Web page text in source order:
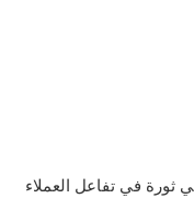
ثورة في تفاعل العملاء